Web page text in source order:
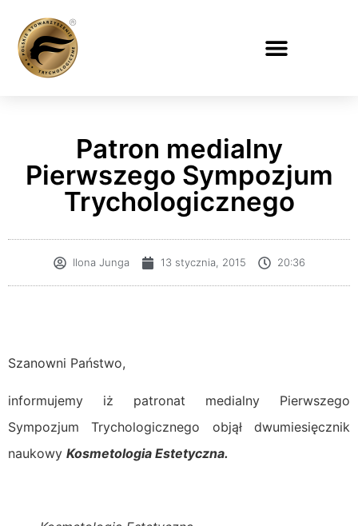
Patron medialny
Pierwszego Sympozjum
Trychologicznego
Ilona Junga 13 stycznia, 2015 20:36
Szanowni Państwo,
informujemy iż patronat medialny Pierwszego
Sympozjum Trychologicznego objął dwumiesięcznik
naukowy Kosmetologia Estetyczna.